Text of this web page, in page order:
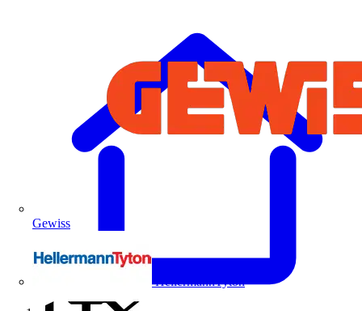
Gewiss
HellermannTyton